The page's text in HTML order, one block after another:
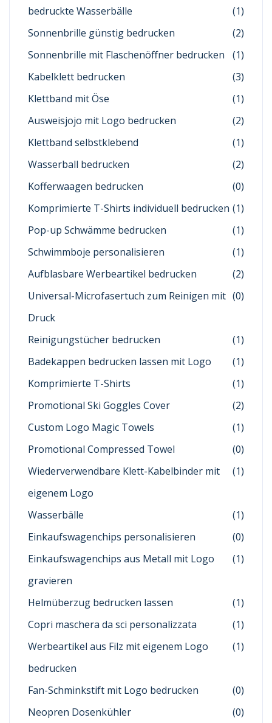
bedruckte Wasserbälle
(1)
Sonnenbrille günstig bedrucken
(2)
Sonnenbrille mit Flaschenöffner bedrucken
(1)
Kabelklett bedrucken
(3)
Klettband mit Öse
(1)
Ausweisjojo mit Logo bedrucken
(2)
Klettband selbstklebend
(1)
Wasserball bedrucken
(2)
Kofferwaagen bedrucken
(0)
Komprimierte T-Shirts individuell bedrucken (1)
Pop-up Schwämme bedrucken
(1)
Schwimmboje personalisieren
(1)
Aufblasbare Werbeartikel bedrucken
(2)
Universal-Microfasertuch zum Reinigen mit
Druck
(0)
Reinigungstücher bedrucken
(1)
Badekappen bedrucken lassen mit Logo
(1)
Komprimierte T-Shirts
(1)
Promotional Ski Goggles Cover
(2)
Custom Logo Magic Towels
(1)
Promotional Compressed Towel
(0)
Wiederverwendbare Klett-Kabelbinder mit
eigenem Logo
(1)
Wasserbälle
(1)
Einkaufswagenchips personalisieren
(0)
Einkaufswagenchips aus Metall mit Logo
gravieren
(1)
Helmüberzug bedrucken lassen
(1)
Copri maschera da sci personalizzata
(1)
Werbeartikel aus Filz mit eigenem Logo
bedrucken
(1)
Fan-Schminkstift mit Logo bedrucken
(0)
Neopren Dosenkühler
(0)